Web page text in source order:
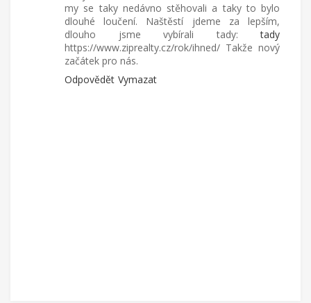
my se taky nedávno stěhovali a taky to bylo
dlouhé loučení. Naštěstí jdeme za lepším,
dlouho jsme vybírali tady:tady
https://www.ziprealty.cz/rok/ihned/ Takže nový
začátek pro nás.
Odpovědět Vymazat